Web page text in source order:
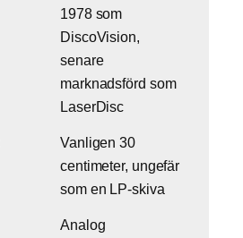
1978 som
DiscoVision,
senare
marknadsförd som
LaserDisc
Vanligen 30
centimeter, ungefär
som en LP-skiva
Analog